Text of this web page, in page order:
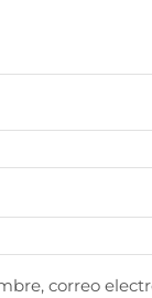
correo